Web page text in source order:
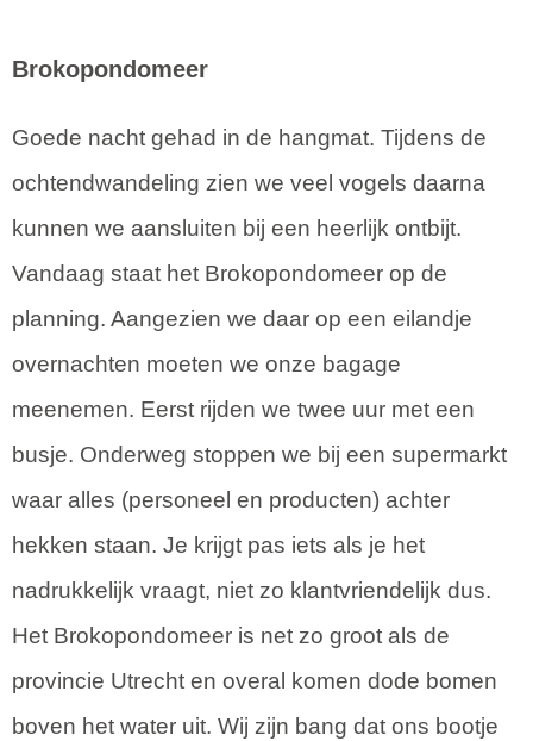
Brokopondomeer
Goede nacht gehad in de hangmat. Tijdens de
ochtendwandeling zien we veel vogels daarna
kunnen we aansluiten bij een heerlijk ontbijt.
Vandaag staat het Brokopondomeer op de
planning. Aangezien we daar op een eilandje
overnachten moeten we onze bagage
meenemen. Eerst rijden we twee uur met een
busje. Onderweg stoppen we bij een supermarkt
waar alles (personeel en producten) achter
hekken staan. Je krijgt pas iets als je het
nadrukkelijk vraagt, niet zo klantvriendelijk dus.
Het Brokopondomeer is net zo groot als de
provincie Utrecht en overal komen dode bomen
boven het water uit. Wij zijn bang dat ons bootje